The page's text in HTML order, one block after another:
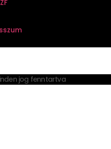
jog fenntartva